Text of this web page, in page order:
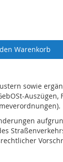
Warenkorb
sowie
Auszügen,